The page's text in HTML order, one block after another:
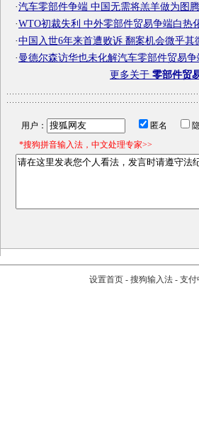
·汽车零部件争端 中国无需将羔羊做为图腾
·WTO初裁失利 中外零部件贸易争端白热
·中国入世6年来首遭败诉 翻案机会微乎其
·曼德尔森访华也未化解汽车零部件贸易争
更多关于 零部件贸
用户： 匿名
*搜狗拼音输入法，中文处理专家>>
设置首页- 搜狗输入法- 支付